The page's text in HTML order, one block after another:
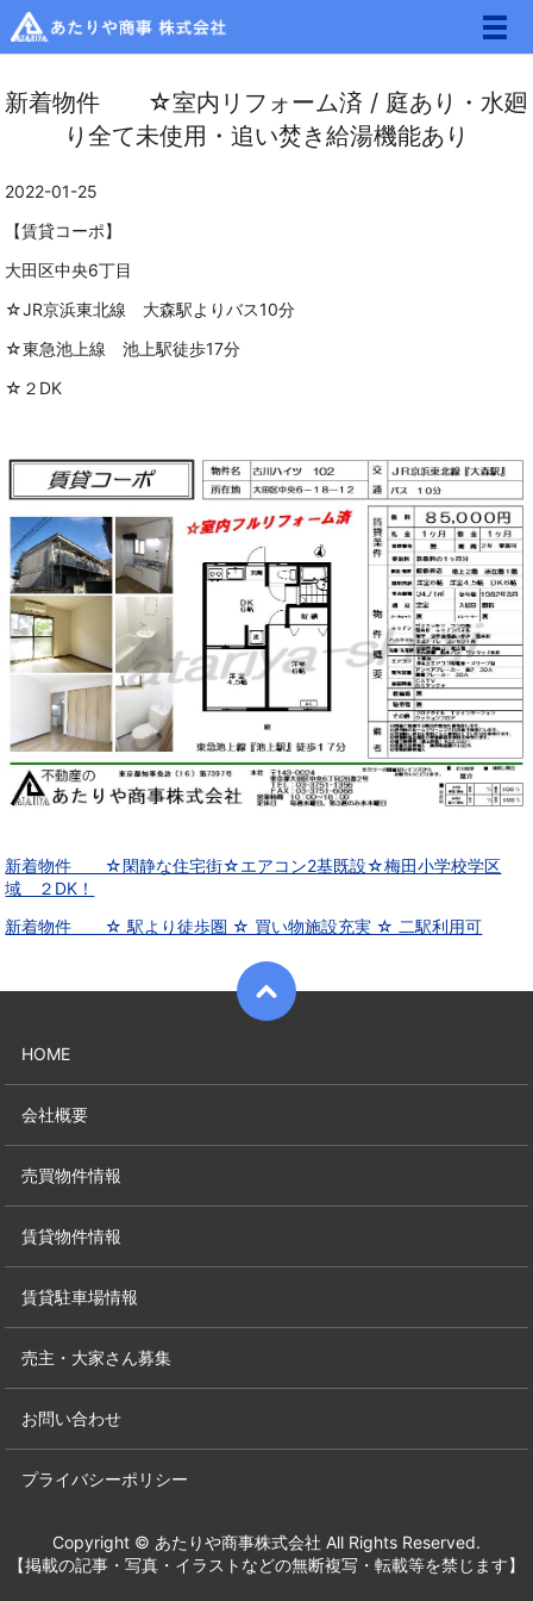
メ
新着物件 ☆室内リフォーム済 / 庭あり・水廻
り全て未使用・追い焚き給湯機能あり
2022-01-25
【賃貸コーポ】
大田区中央6丁目
☆JR京浜東北線 大森駅よりバス10分
☆東急池上線 池上駅徒歩17分
☆２DK
新着物件 ☆閑静な住宅街☆エアコン2基既設☆梅田小学校学区
域 ２DK！
新着物件 ☆ 駅より徒歩圏 ☆ 買い物施設充実 ☆ 二駅利用可
HOME
会社概要
売買物件情報
賃貸物件情報
賃貸駐車場情報
売主・大家さん募集
お問い合わせ
プライバシーポリシー
Copyright © あたりや商事株式会社 All Rights Reserved.
【掲載の記事・写真・イラストなどの無断複写・転載等を禁じます】